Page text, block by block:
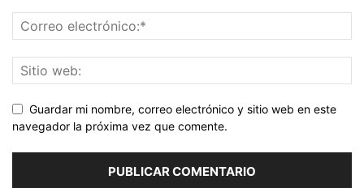
Guardar mi nombre, correo electrónico y sitio web en este
navegador la próxima vez que comente.